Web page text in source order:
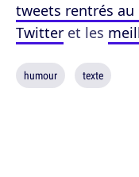
tweets rentrés
Twitter et les
humour texte